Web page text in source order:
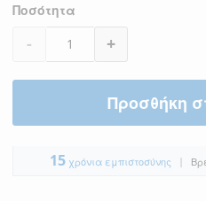
Ποσότητα
- +
Προσθήκη
15χρόνια εμπιστοσύνης |